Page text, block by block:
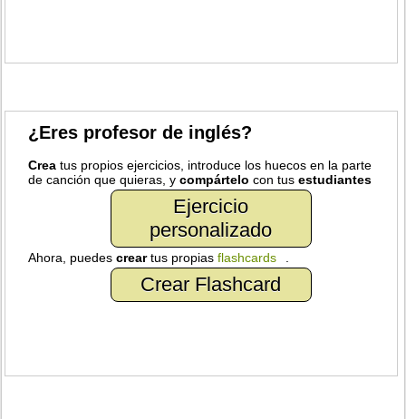
¿Eres profesor de inglés?
Crea tus propios ejercicios, introduce los huecos en la parte
de canción que quieras, ycompártelo con tusestudiantes
Ejercicio
personalizado
Ahora, puedescreartus propiasflashcards
Crear Flashcard